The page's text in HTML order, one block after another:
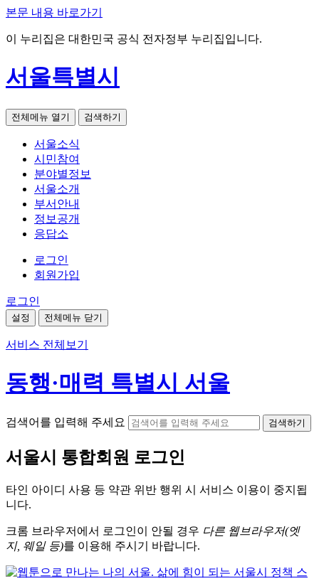
본문 내용 바로가기
이 누리집은 대한민국 공식 전자정부 누리집입니다.
서울특별시
전체메뉴 열기 검색하기
서울소식
시민참여
분야별정보
서울소개
부서안내
정보공개
응답소
로그인
회원가입
로그인
설정 전체메뉴 닫기
서비스 전체보기
동행·매력 특별시 서울
검색어를 입력해 주세요 검색하기
서울시 통합회원 로그인
타인 아이디 사용 등 약관 위반 행위 시 서비스 이용이 중지됩
니다.
크롬 브라우저에서 로그인이 안될 경우 다른 웹브라우저(엣
지, 웨일 등)를 이용해 주시기 바랍니다.